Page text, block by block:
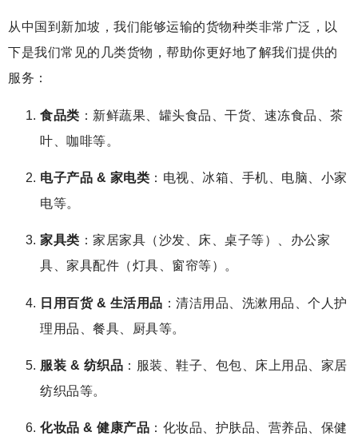
从中国到新加坡，我们能够运输的货物种类非常广泛，以
下是我们常见的几类货物，帮助你更好地了解我们提供的
服务：
食品类 ：新鲜蔬果、罐头食品、干货、速冻食品、茶
叶、咖啡等。
电子产品 & 家电类 ：电视、冰箱、手机、电脑、小家
电等。
家具类 ：家居家具（沙发、床、桌子等）、办公家
具、家具配件（灯具、窗帘等）。
日用百货 & 生活用品 ：清洁用品、洗漱用品、个人护
理用品、餐具、厨具等。
服装 & 纺织品 ：服装、鞋子、包包、床上用品、家居
纺织品等。
化妆品 & 健康产品 ：化妆品、护肤品、营养品、保健